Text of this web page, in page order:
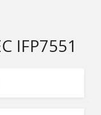
IFP7551